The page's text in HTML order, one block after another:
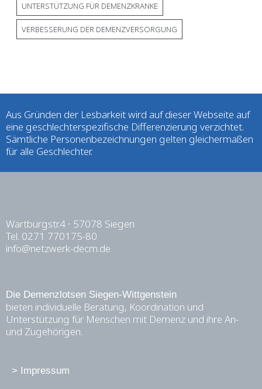
UNTERSTÜTZUNG FÜR DEMENZKRANKE
VERBESSERUNG DER DEMENZVERSORGUNG
Aus Gründen der Lesbarkeit wird auf dieser Webseite auf
eine geschlechterspezifische Differenzierung verzichtet.
Sämtliche Personenbezeichnungen gelten gleichermaßen
für alle Geschlechter.
Wartburgstr.4 ∙ 57078 Siegen
Tel. 0271 770175-80
info@netzwerk-decm.de
Die Demenzlotsen Siegen-Wittgenstein
bieten individuelle Beratung, Koordination und
Unterstützung für Menschen mit Demenz und ihre An-
und Zugehörigen.
> Impressum